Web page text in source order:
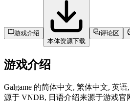
游戏介绍
本体资源下载
评论区
游戏介绍
Galgame 的简体中文, 繁体中文, 英
源于 VNDB, 日语介绍来源于游戏官